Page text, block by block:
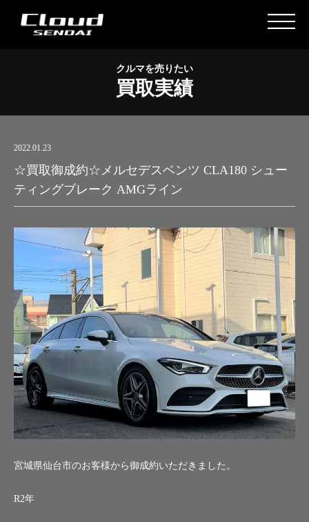
クルマを売りたい
買取実績
2022.01.23
☆買取御成約☆メルセデスベンツ CLA180 シュー
ティングブレーク AMGライン
宮城県仙台市のお客様から御成約いただきました。
R2年